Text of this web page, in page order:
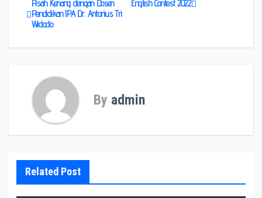
English Contest 2022
Pisah Kenang dengan Dosen
Pendidikan IPA Dr. Antonius Tri
Widodo
By admin
Related Post